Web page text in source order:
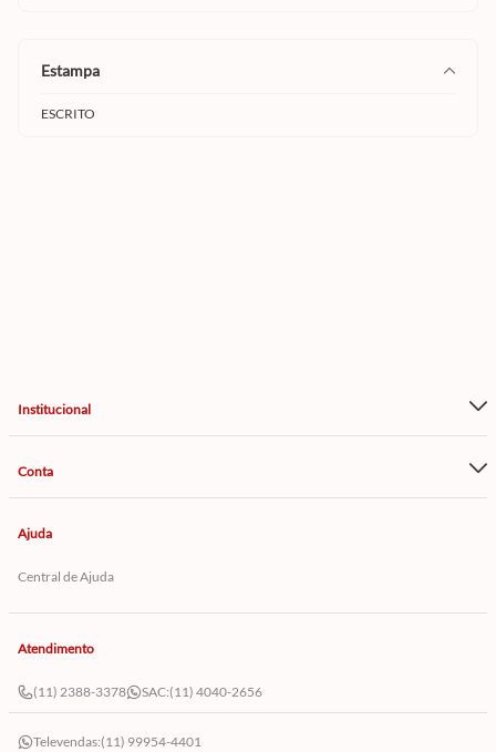
estampa
ESCRITO
Institucional
Conta
Ajuda
Central de Ajuda
Atendimento
(11) 2388-3378 SAC:(11) 4040-2656
Televendas:(11) 99954-4401